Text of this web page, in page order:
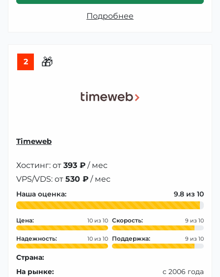
Подробнее
2 🎁
Timeweb
Хостинг: от 393 ₽ / мес
VPS/VDS: от 530 ₽ / мес
Наша оценка: 9.8
Цена: 10 Скорость: 9
Надежность: 10 Поддержка: 9
Страна:
На рынке:
с 2006 года